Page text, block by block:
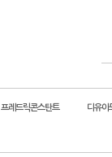
프레드릭콘스탄트 디유아